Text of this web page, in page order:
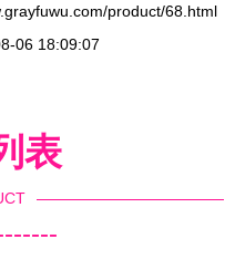
product/68.html
06 18:09:07
表